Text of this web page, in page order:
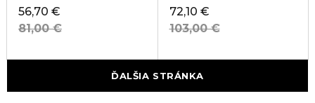
56,70 €
81,00 €
72,10 €
103,00 €
ĎALŠIA STRÁNKA